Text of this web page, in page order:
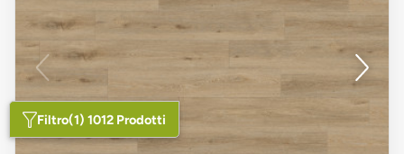
Filtro(1) 1012 Prodotti